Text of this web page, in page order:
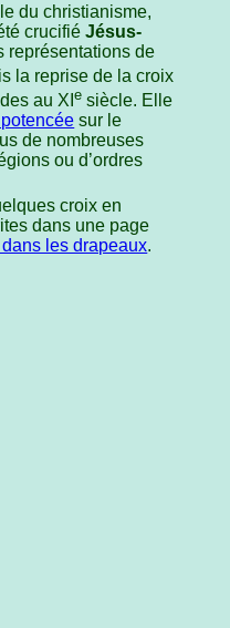
du christianisme,
crucifiéJésus-
représentations de
la reprise de la croix
au XIe siècle. Elle
sur le
de nombreuses
ou d’ordres
croix en
dans une page
dans les drapeaux.